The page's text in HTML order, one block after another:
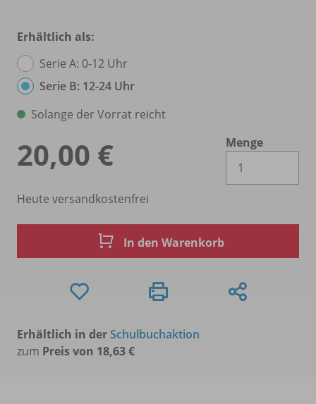
Erhältlich als:
Serie A: 0-12 Uhr
Serie B: 12-24 Uhr
Solange der Vorrat reicht
20,00 €
Menge
Heute versandkostenfrei
In den Warenkorb
Erhältlich in derSchulbuchaktion
zum Preis von 18,63 €